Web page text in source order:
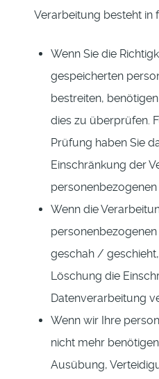
Verarbeitung besteht in
Wenn Sie die
gespeicherten
bestreiten,
dies zu überprüfen.
Prüfung haben Sie
Einschränkung der
Wenn die
geschah /
Löschung die
Datenverarbeitung
Wenn wir Ihre
nicht mehr
Ausübung,